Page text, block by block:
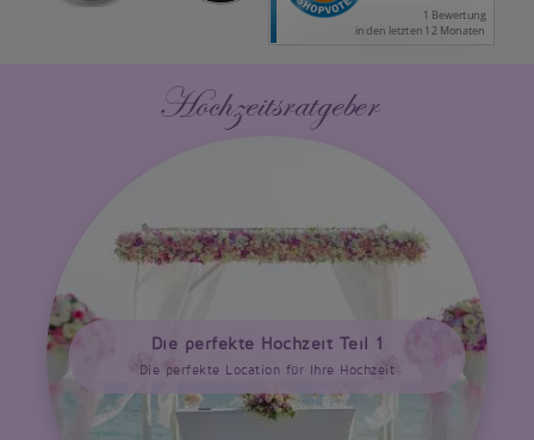
Hochzeitsratgeber
Die perfekte Hochzeit Teil 1
Die perfekte Location für Ihre Hochzeit